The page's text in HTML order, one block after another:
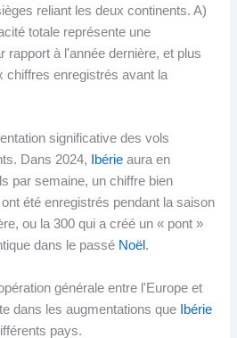
reliant les deux continents. A)
totale représente une
rapport à l'année dernière, et plus
chiffres enregistrés avant la
significative des vols
Dans 2024,
Ibérie aura en
par semaine, un chiffre bien
été enregistrés pendant la saison
ou la 300 qui a créé un « pont »
dans le passé Noël .
générale entre l'Europe et
dans les augmentations que
Ibérie
pays.